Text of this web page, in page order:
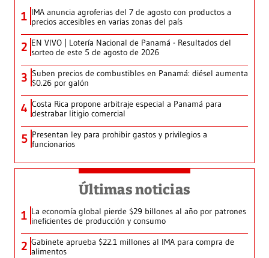
1 IMA anuncia agroferias del 7 de agosto con productos a
precios accesibles en varias zonas del país
2 EN VIVO | Lotería Nacional de Panamá - Resultados del
sorteo de este 5 de agosto de 2026
3 Suben precios de combustibles en Panamá: diésel aumenta
$0.26 por galón
4 Costa Rica propone arbitraje especial a Panamá para
destrabar litigio comercial
5 Presentan ley para prohibir gastos y privilegios a
funcionarios
Últimas noticias
1 La economía global pierde $29 billones al año por patrones
ineficientes de producción y consumo
2 Gabinete aprueba $22.1 millones al IMA para compra de
alimentos